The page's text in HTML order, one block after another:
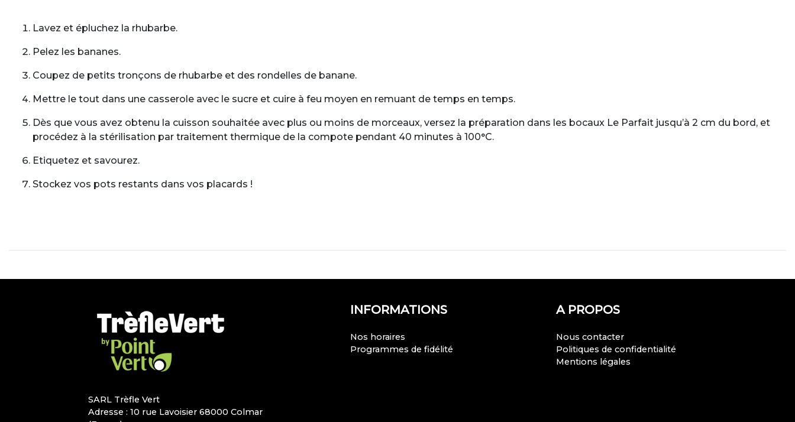
Lavez et épluchez la rhubarbe.
Pelez les bananes.
Coupez de petits tronçons de rhubarbe et des rondelles de banane.
Mettre le tout dans une casserole avec le sucre et cuire à feu moyen en remuant de temps en temps.
Dès que vous avez obtenu la cuisson souhaitée avec plus ou moins de morceaux, versez la préparation dans les bocaux Le Parfait jusqu’à 2 cm du bord, et
procédez à la stérilisation par traitement thermique de la compote pendant 40 minutes à 100°C.
Etiquetez et savourez.
Stockez vos pots restants dans vos placards !
SARL Trèfle Vert
Adresse : 10 rue Lavoisier 68000 Colmar
INFORMATIONS
Nos horaires
Programmes de fidélité
A PROPOS
Nous contacter
Politiques de confidentialité
Mentions légales